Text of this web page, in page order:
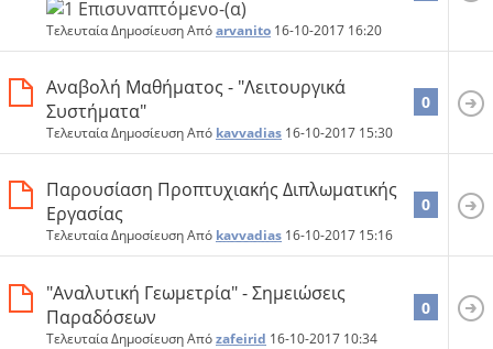
Τελευταία Δημοσίευση Απόarvanito 16-10-2017 16:20
Αναβολή Mαθήματος - "Λειτουργικά
Συστήματα"
Τελευταία Δημοσίευση Από kavvadias 16-10-2017 15:30
0
Παρουσίαση Προπτυχιακής Διπλωματικής
Εργασίας
Τελευταία Δημοσίευση Από kavvadias 16-10-2017 15:16
0
"Αναλυτική Γεωμετρία" - Σημειώσεις
Παραδόσεων
Τελευταία Δημοσίευση Απόzafeirid 16-10-2017 10:34
0